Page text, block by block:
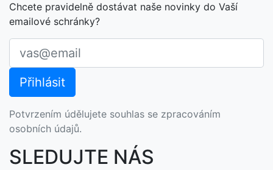
Chcete pravidelně dostávat naše novinky do Vaší
emailové schránky?
Potvrzením údělujete souhlas se zpracováním
osobních údajů.
SLEDUJTE NÁS